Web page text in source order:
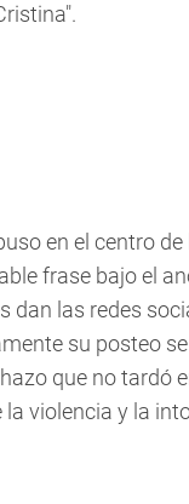
en el centro de
frase bajo el
dan las redes
su posteo
que no tardó
violencia y la